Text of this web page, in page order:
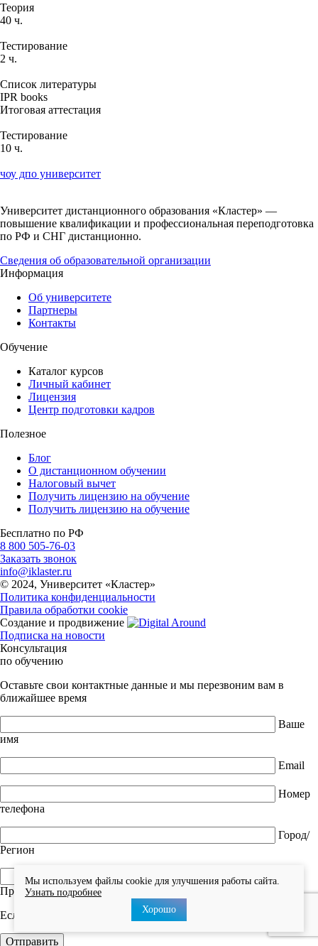
Теория
40 ч.
Тестирование
2 ч.
Список литературы
IPR books
Итоговая аттестация
Тестирование
10 ч.
чоу дпо университет
Университет дистанционного образования «Кластер» —
повышение квалификации и профессиональная переподготовка
по РФ и СНГ дистанционно.
Сведения об образовательной организации
Информация
Об университете
Партнеры
Контакты
Обучение
Каталог курсов
Личный кабинет
Лицензия
Центр подготовки кадров
Полезное
Блог
О дистанционном обучении
Налоговый вычет
Получить лицензию на обучение
Получить лицензию на обучение
Бесплатно по РФ
8 800 505-76-03
Заказать звонок
info@iklaster.ru
© 2024, Университет «Кластер»
Политика конфиденциальности
Правила обработки cookie
Создание и продвижение
Подписка на новости
Консультация
по обучению
Оставьте свои контактные данные и мы перезвоним вам в
ближайшее время
Ваше
имя
Email
Номер
телефона
Город/
Регион
Промокод
Если у Вас нет промокода, оставьте это поле пустым.
Мы используем файлы cookie для улучшения работы сайта.
Узнать подробнее
Хорошо